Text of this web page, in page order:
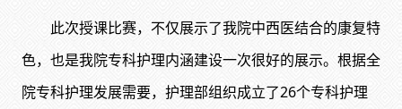
此次授课比赛，不仅展示了我院中西医结合的康复特
色，也是我院专科护理内涵建设一次很好的展示。根据全
院专科护理发展需要，护理部组织成立了26个专科护理